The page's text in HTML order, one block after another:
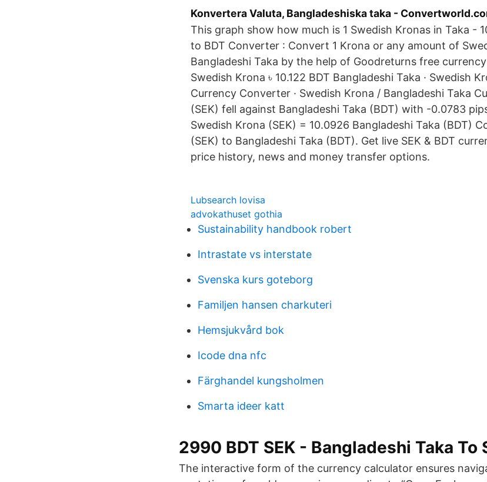
Konvertera Valuta, Bangladeshiska taka -
This graph show how much is 1 Swedish Kronas in Taka -
to BDT Converter : Convert 1 Krona or any amount of
Bangladeshi Taka by the help of Goodreturns free
Swedish Krona ৳ 10.122 BDT Bangladeshi Taka · Swedish
Currency Converter · Swedish Krona / Bangladeshi Taka
(SEK) fell against Bangladeshi Taka (BDT) with -0.0783
Swedish Krona (SEK) = 10.0926 Bangladeshi Taka (BDT)
(SEK) to Bangladeshi Taka (BDT). Get live SEK & BDT
price history, news and money transfer options.
Lubsearch lovisa
advokathuset gothia
Sustainability handbook robert
Intrastate vs interstate
Svenska kurs goteborg
Familjen hansen charkuteri
Hemsjukvård bok
Icode dna nfc
Färghandel kungsholmen
Smarta ideer katt
2990 BDT SEK - Bangladeshi Taka To
The interactive form of the currency calculator ensures